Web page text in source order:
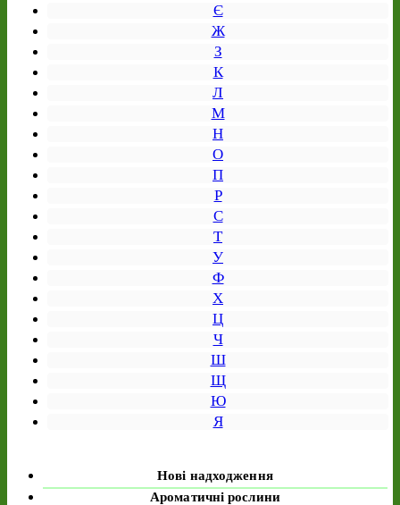
Є
Ж
З
К
Л
М
Н
О
П
Р
С
Т
У
Ф
Х
Ц
Ч
Ш
Щ
Ю
Я
Нові надходження
Ароматичні рослини